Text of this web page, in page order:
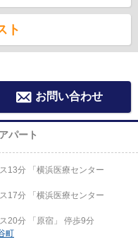
ト
お問い合わせ
パート
13分 「横浜医療センター
17分 「横浜医療センター
20分 「原宿」 停歩9分
町